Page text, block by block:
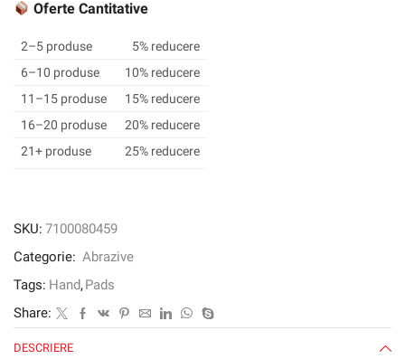
Brite
Heavy
Duty
Hand
Pad
7440,
152
mm,
Oferte Cantitative
2–5 produse
5% reducere
6–10 produse
10% reducere
11–15 produse
15% reducere
16–20 produse
20% reducere
21+ produse
25% reducere
SKU: 7100080459
Categorie: Abrazive
Tags: Hand,Pads
Share:
DESCRIERE